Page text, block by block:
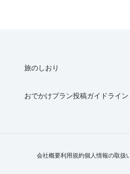
旅のしおり
おでかけプラン投稿ガイドライン
会社概要利用規約個人情報の取扱